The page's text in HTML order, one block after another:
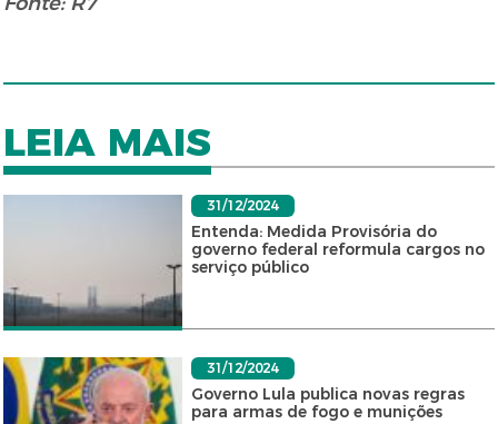
LEIA MAIS
31/12/2024
Entenda: Medida Provisória do
governo federal reformula cargos no
serviço público
31/12/2024
Governo Lula publica novas regras
para armas de fogo e munições